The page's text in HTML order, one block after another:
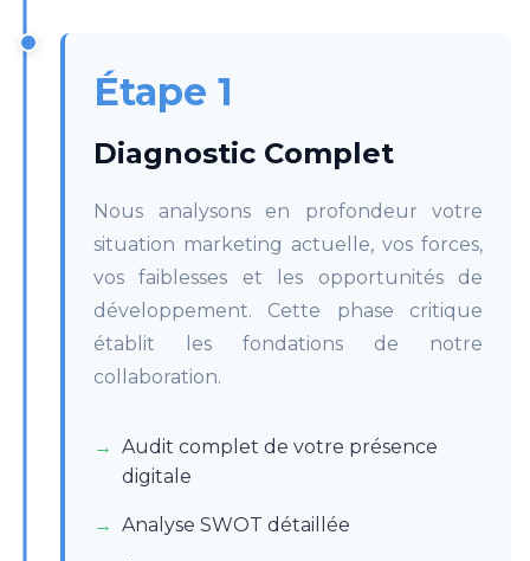
Étape 1
Diagnostic Complet
Nous analysons en profondeur votre
situation marketing actuelle, vos forces,
vos faiblesses et les opportunités de
développement. Cette phase critique
établit les fondations de notre
collaboration.
Audit complet de votre présence
digitale
Analyse SWOT détaillée